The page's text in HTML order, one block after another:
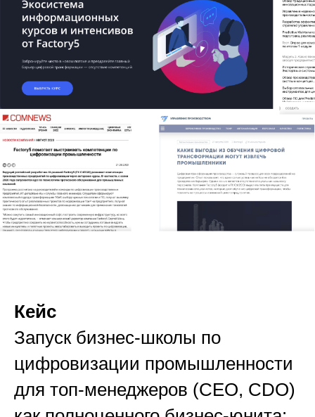
Кейс
Запуск бизнес-школы по
цифровизации промышленности
для топ-менеджеров (CEO, CDO)